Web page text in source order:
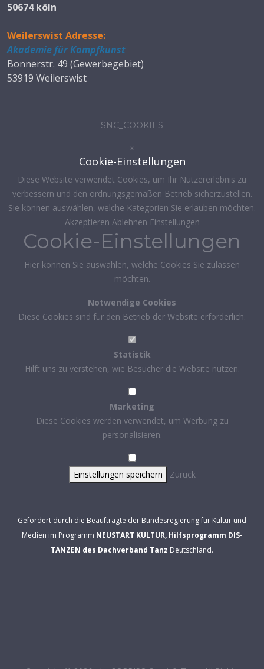
50674 köln
Weilerswist Adresse:
Akademie für Kampfkunst
Bonnerstr. 49 (Gewerbegebiet)
53919 Weilerswist
SNC_COOKIES
×
Cookie-Einstellungen
Diese Website verwendet Cookies, um Ihr Nutzererlebnis zu
verbessern und den ordnungsgemäßen Betrieb sicherzustellen.
Sie können auswählen, welche Kategorien Sie erlauben möchten.
Akzeptieren Ablehnen Einstellungen
Cookie-Einstellungen
Hier können Sie auswählen, welche Cookies Sie zulassen
möchten.
Notwendige Cookies
Diese Cookies sind für den Betrieb der Website erforderlich.
Statistik
Hilft uns zu verstehen, wie Besucher die Website nutzen.
Marketing
Diese Cookies werden verwendet, um Werbung zu
personalisieren.
Einstellungen speichern Zurück
Gefördert durch die Beauftragte der Bundesregierung für Kultur und
Medien im Programm NEUSTART KULTUR, Hilfsprogramm DIS-
TANZEN des Dachverband Tanz Deutschland.